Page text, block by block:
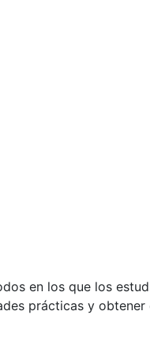
en los que los
prácticas y obtener